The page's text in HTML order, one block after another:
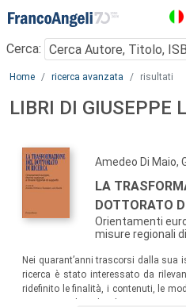
Menu
Cerca:
Main content
Home ricerca avanzata risultati
LIBRI DI GIUSEPPE
Amedeo Di Maio,
LA
DOTTORATO
Orientamenti
misure regionali
Nei quarant’anni trascorsi dalla
ricerca è stato interessato da
ridefinito le finalità, i contenuti, le